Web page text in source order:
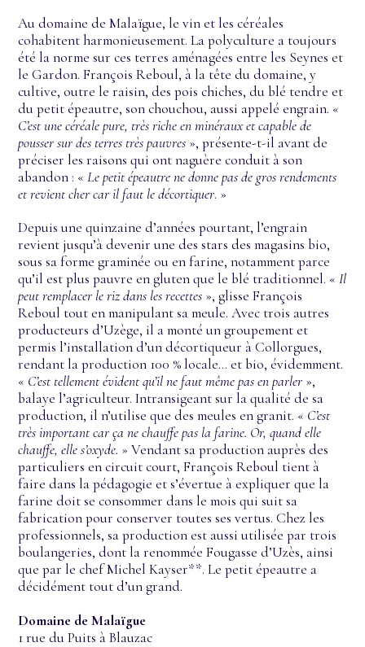
Au domaine de Malaïgue, le vin et les céréales
cohabitent harmonieusement. La polyculture a toujours
été la norme sur ces terres aménagées entre les Seynes et
le Gardon. François Reboul, à la tête du domaine, y
cultive, outre le raisin, des pois chiches, du blé tendre et
du petit épeautre, son chouchou, aussi appelé engrain. «
C’est une céréale pure, très riche en minéraux et capable de
pousser sur des terres très pauvres », présente-t-il avant de
préciser les raisons qui ont naguère conduit à son
abandon : «Le petit épeautre ne donne pas de gros rendements
et revient cher car il faut le décortiquer. »
Depuis une quinzaine d’années pourtant, l’engrain
revient jusqu’à devenir une des stars des magasins bio,
sous sa forme graminée ou en farine, notamment parce
qu’il est plus pauvre en gluten que le blé traditionnel. «Il
peut remplacer le riz dans les recettes », glisse François
Reboul tout en manipulant sa meule. Avec trois autres
producteurs d’Uzège, il a monté un groupement et
permis l’installation d’un décortiqueur à Collorgues,
rendant la production 100 % locale… et bio, évidemment.
« C’est tellement évident qu’il ne faut même pas en parler »,
balaye l’agriculteur. Intransigeant sur la qualité de sa
production, il n’utilise que des meules en granit. « C’est
très important car ça ne chauffe pas la farine. Or, quand elle
chauffe, elle s’oxyde. » Vendant sa production auprès des
particuliers en circuit court, François Reboul tient à
faire dans la pédagogie et s’évertue à expliquer que la
farine doit se consommer dans le mois qui suit sa
fabrication pour conserver toutes ses vertus. Chez les
professionnels, sa production est aussi utilisée par trois
boulangeries, dont la renommée Fougasse d’Uzès, ainsi
que par le chef Michel Kayser**. Le petit épeautre a
décidément tout d’un grand.
Domaine de Malaïgue
1 rue du Puits à Blauzac